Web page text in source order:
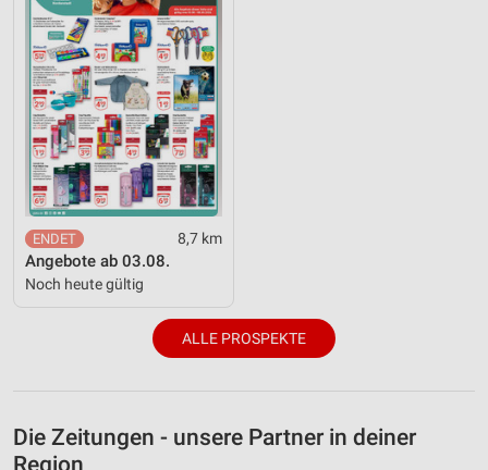
8,7 km
Angebote ab 03.08.
Noch heute gültig
ALLE PROSPEKTE
Die Zeitungen - unsere Partner in deiner